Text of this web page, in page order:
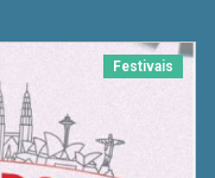
Festivais